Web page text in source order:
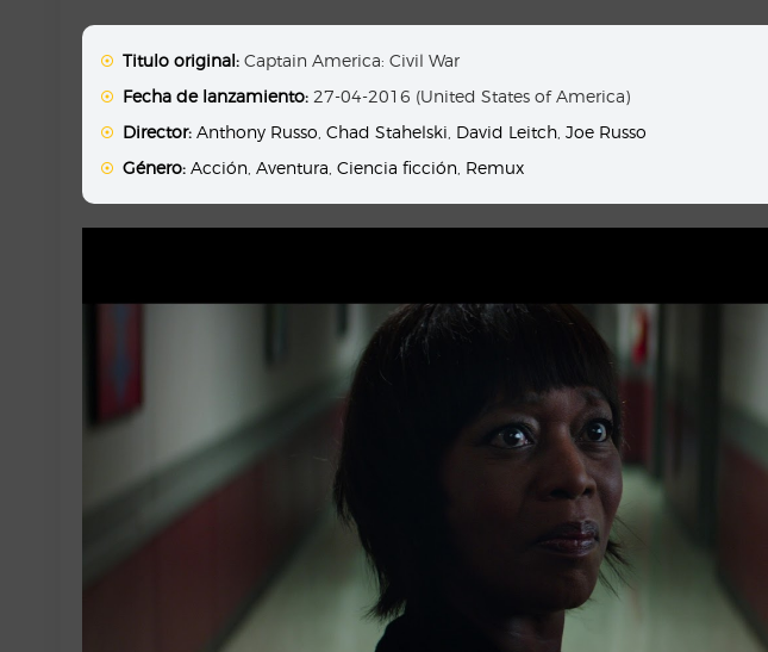
Titulo original: Captain America: Civil War
Fecha de lanzamiento: 27-04-2016 (United States of America)
Director: Anthony Russo ,Chad Stahelski David Leitch ,Joe Russo
Género: Acción ,Aventura ,Ciencia ficción Remux